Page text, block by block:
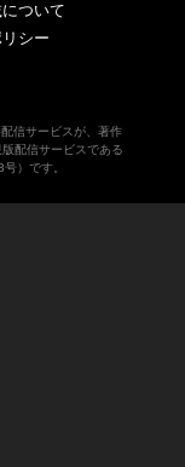
ついて
シー
信サービスが、著作
配信サービスである
）です。